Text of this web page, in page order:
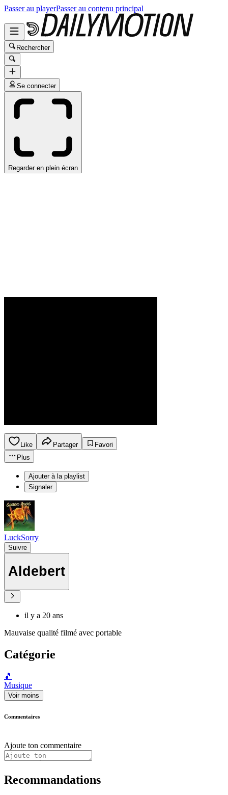
Passer au playerPasser au contenu principal
Rechercher
Se connecter
Regarder en plein écran
Like Partager
Favori
Plus
Ajouter à la playlist
Signaler
LuckSorry
Suivre
Aldebert
il y a 20 ans
Mauvaise qualité filmé avec portable
Catégorie
🎵
Musique
Voir moins
Commentaires
Ajoute ton commentaire
Recommandations